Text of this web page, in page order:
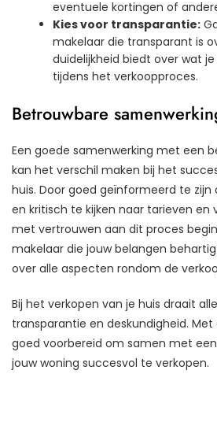
eventuele kortingen of
Kies voor transparantie:
makelaar die transparant is
duidelijkheid biedt over wat
tijdens het verkoopproces.
Betrouwbare
Een goede samenwerking met een
kan het verschil maken bij het
huis. Door goed geïnformeerd te
en kritisch te kijken naar tarieven en
met vertrouwen aan dit proces
makelaar die jouw belangen
over alle aspecten rondom de
Bij het verkopen van je huis draait
transparantie en deskundigheid. Met
goed voorbereid om samen met
jouw woning succesvol te verkopen.